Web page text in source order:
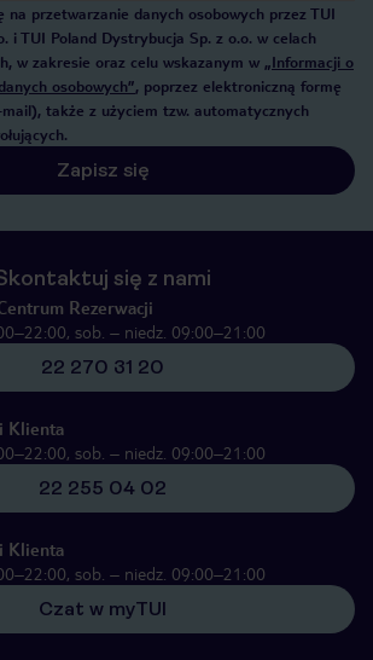
na przetwarzanie danych osobowych przez TUI
i TUI Poland Dystrybucja Sp. z o.o. w celach
w zakresie oraz celu wskazanym w „Informacji o
osobowych”, poprzez elektroniczną formę
także z użyciem tzw. automatycznych
Zapisz się
się z nami
Rezerwacji
sob. – niedz. 09:00–21:00
22 270 31 20
Klienta
sob. – niedz. 09:00–21:00
22 255 04 02
Klienta
sob. – niedz. 09:00–21:00
Czat w myTUI